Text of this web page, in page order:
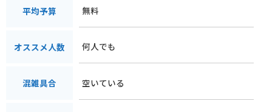
平均予算 無料
オススメ人数 何人でも
混雑具合 空いている